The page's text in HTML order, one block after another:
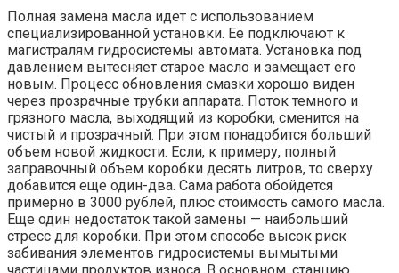
Полная замена масла идет с использованием
специализированной установки. Ее подключают к
магистралям гидросистемы автомата. Установка под
давлением вытесняет старое масло и замещает его
новым. Процесс обновления смазки хорошо виден
через прозрачные трубки аппарата. Поток темного и
грязного масла, выходящий из коробки, сменится на
чистый и прозрачный. При этом понадобится больший
объем новой жидкости. Если, к примеру, полный
заправочный объем коробки десять литров, то сверху
добавится еще один-два. Сама работа обойдется
примерно в 3000 рублей, плюс стоимость самого масла.
Еще один недостаток такой замены — наибольший
стресс для коробки. При этом способе высок риск
забивания элементов гидросистемы вымытыми
частицами продуктов износа. В основном, станцию